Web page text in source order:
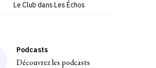
Le Club dans Les Échos
Podcasts
Découvrez les podcasts